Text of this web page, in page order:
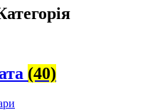
(40)